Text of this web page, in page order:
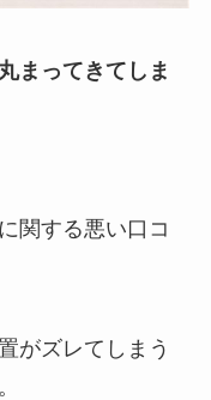
まってきてしま
関する悪い口コ
がズレてしまう